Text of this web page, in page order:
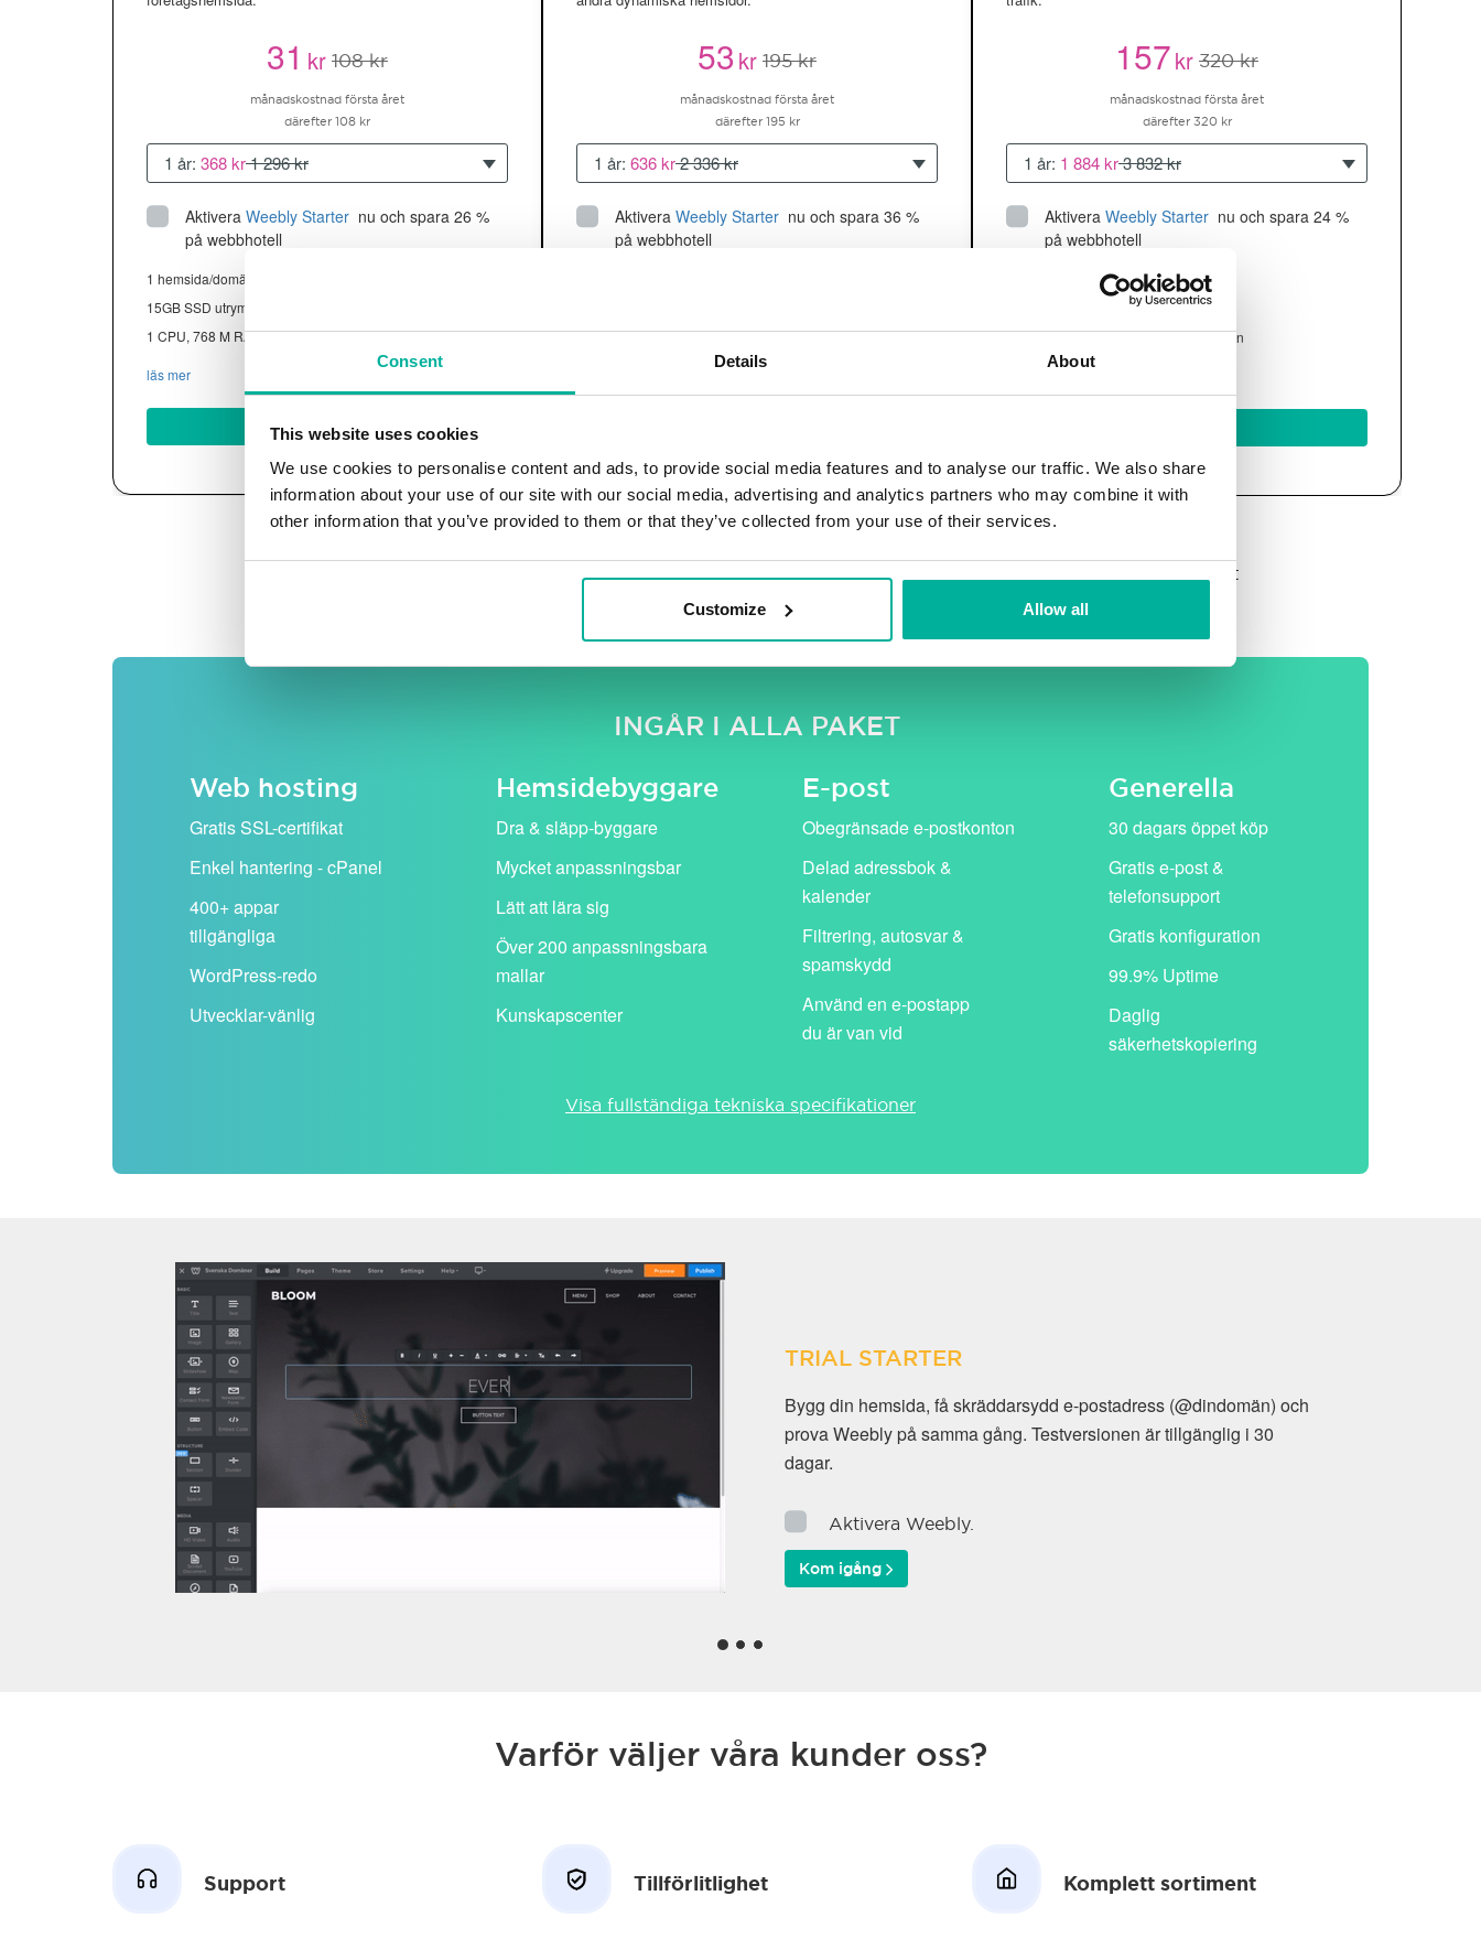
Consent Details About
This website uses cookies
We use cookies to personalise content and ads, to provide social media features and to analyse our traffic. We also share
information about your use of our site with our social media, advertising and analytics partners who may combine it with
other information that you’ve provided to them or that they’ve collected from your use of their services.
Customize Allow all
31kr 108 kr
månadskostnad första året
därefter 108 kr
1 år: 368 kr1 296 kr
Aktivera Weebly Starter nu och spara 26 %
på webbhotell
1 hemsida/domän
15GB SSD utrymme
1 CPU, 768 M RAM ~13K besökare/mån
läs mer
Köp nu
53kr 195 kr
månadskostnad första året
därefter 195 kr
1 år: 636 kr2 336 kr
Aktivera Weebly Starter nu och spara 36 %
på webbhotell
2 CPU, 2GB RAM ~60K besökare/mån
157kr 320 kr
månadskostnad första året
därefter 320 kr
1 år: 1 884 kr3 832 kr
Aktivera Weebly Starter nu och spara 24 %
på webbhotell
Upp till 10 hemsidor/domäner
utrymme
4 CPU, 4GB RAM ~200K besökare/mån
Alla priser visas exklusive moms. Våra kampanjpriser (i rosa) gäller för det första året, därefter ersätts de av vårt
standardpris (visas med genomstruken text).
INGÅR I ALLA PAKET
Web hosting
Gratis SSL-certifikat
Enkel hantering - cPanel
400+ appar
tillgängliga
WordPress-redo
Utvecklar-vänlig
Hemside­byggare
Dra & släpp-byggare
Mycket anpassningsbar
Lätt att lära sig
Över 200 anpassningsbara
mallar
Kunskapscenter
E-post
Obegränsade e-postkonton
Delad adressbok &
kalender
Filtrering, autosvar &
spamskydd
Använd en e-postapp
du är van vid
Generella
30 dagars öppet köp
Gratis e-post &
telefonsupport
Gratis konfiguration
99.9% Uptime
Daglig
säkerhetskopiering
Visa fullständiga tekniska specifikationer
TRIAL STARTER
Bygg din hemsida, få skräddarsydd e-postadress (@dindomän) och
prova Weebly på samma gång. Testversionen är tillgänglig i 30
dagar.
Aktivera Weebly.
Kom igång
Varför väljer våra kunder oss?
Support Tillförlitlighet Komplett sortiment